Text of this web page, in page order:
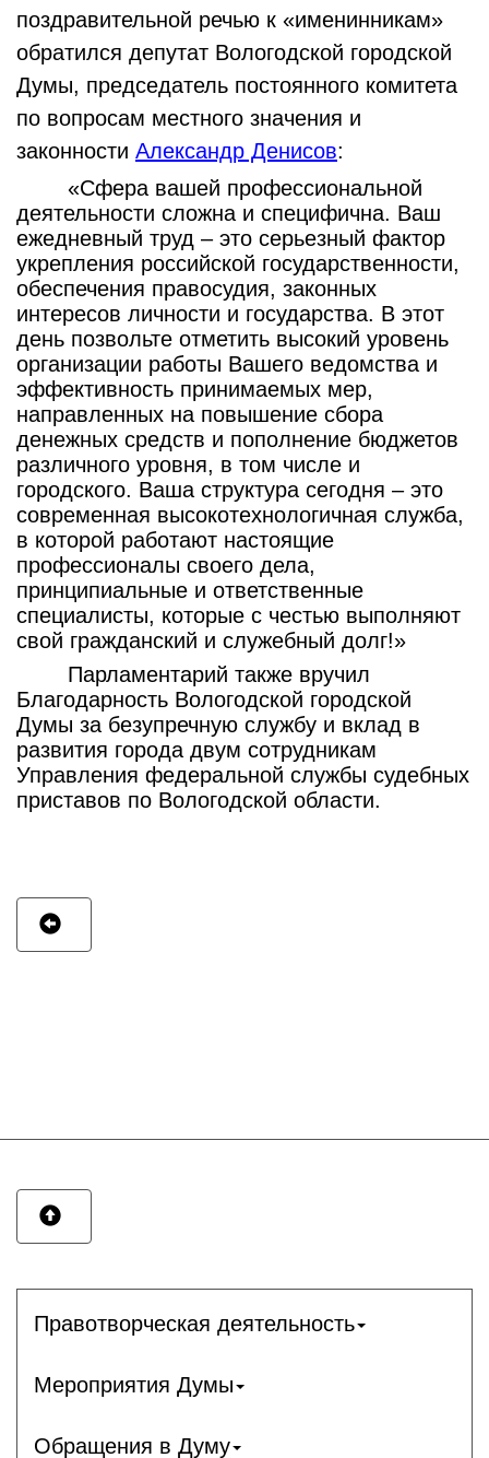
поздравительной речью к «именинникам»
обратился депутат Вологодской городской
Думы, председатель постоянного комитета
по вопросам местного значения и
законности Александр Денисов:
«Сфера вашей профессиональной
деятельности сложна и специфична. Ваш
ежедневный труд – это серьезный фактор
укрепления российской государственности,
обеспечения правосудия, законных
интересов личности и государства. В этот
день позвольте отметить высокий уровень
организации работы Вашего ведомства и
эффективность принимаемых мер,
направленных на повышение сбора
денежных средств и пополнение бюджетов
различного уровня, в том числе и
городского. Ваша структура сегодня – это
современная высокотехнологичная служба,
в которой работают настоящие
профессионалы своего дела,
принципиальные и ответственные
специалисты, которые с честью выполняют
свой гражданский и служебный долг!»
Парламентарий также вручил
Благодарность Вологодской городской
Думы за безупречную службу и вклад в
развития города двум сотрудникам
Управления федеральной службы судебных
приставов по Вологодской области.
Правотворческая деятельность
Мероприятия Думы
Обращения в Думу